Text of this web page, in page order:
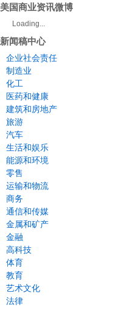
美国商业资讯微博
Loading...
新闻稿中心
企业社会责任
制造业
化工
医药和健康
建筑和房地产
旅游
汽车
生活和娱乐
能源和环境
零售
运输和物流
商务
通信和传媒
金属和矿产
金融
高科技
体育
教育
艺术文化
法律